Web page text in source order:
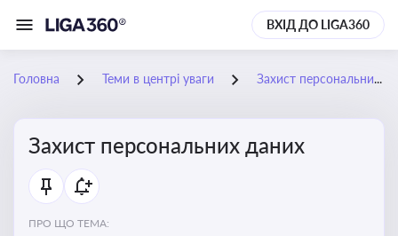
ВХІД ДО LIGA360
Головна Теми в центрі уваги Захист персональних даних
Захист персональних даних
ПРО ЩО ТЕМА: